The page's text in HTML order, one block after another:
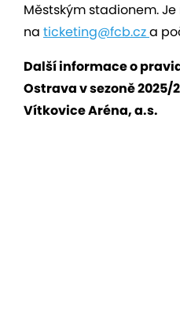
Městským stadionem.
na ticketing@fcb.cza
Další informace o
Ostrava v sezoně 2025/
Vítkovice Aréna, a.s.